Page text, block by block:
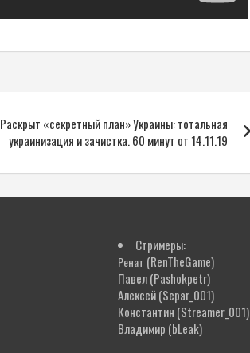
Раскрыт «секретный план» Украины: тотальная
украинизация и зачистка. 60 минут от 14.11.19
Стримеры:
Ренат (RenTheGame)
Павел(Pashokpetr)
Алексей(Separ_001)
Константин (Streamer_001)
Владимир (bLeak)